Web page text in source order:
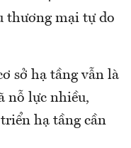
thương mại tự do
sở hạ tầng vẫn là
nỗ lực nhiều,
hạ tầng cần